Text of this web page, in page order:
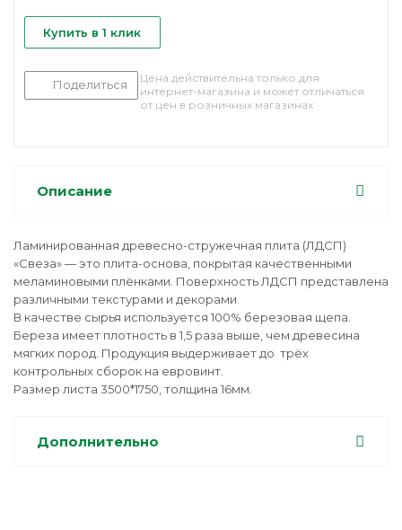
Купить в 1 клик
Поделиться
Цена действительна только для
интернет-магазина и может отличаться
от цен в розничных магазинах
Описание
Ламинированная древесно-стружечная плита (ЛДСП)
«Свеза» — это плита-основа, покрытая качественными
меламиновыми плёнками. Поверхность ЛДСП представлена
различными текстурами и декорами.
В качестве сырья используется 100% березовая щепа.
Береза имеет плотность в 1,5 раза выше, чем древесина
мягких пород. Продукция выдерживает до трёх
контрольных сборок на евровинт.
Размер листа 3500*1750, толщина 16мм.
Дополнительно